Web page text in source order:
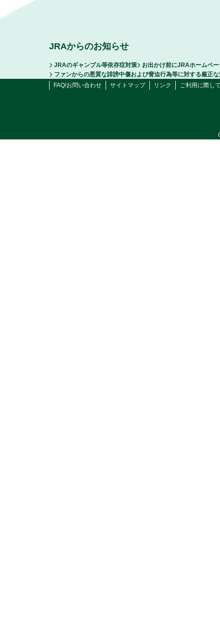
JRAからのお知らせ
JRAのギャンブル等依存症対策
お出かけ前にJRAホームペ
ファンからの悪質な誹謗中傷および脅迫行為等に対する厳正
FAQ/お問い合わせ
サイトマップ リンク ご利用に際し